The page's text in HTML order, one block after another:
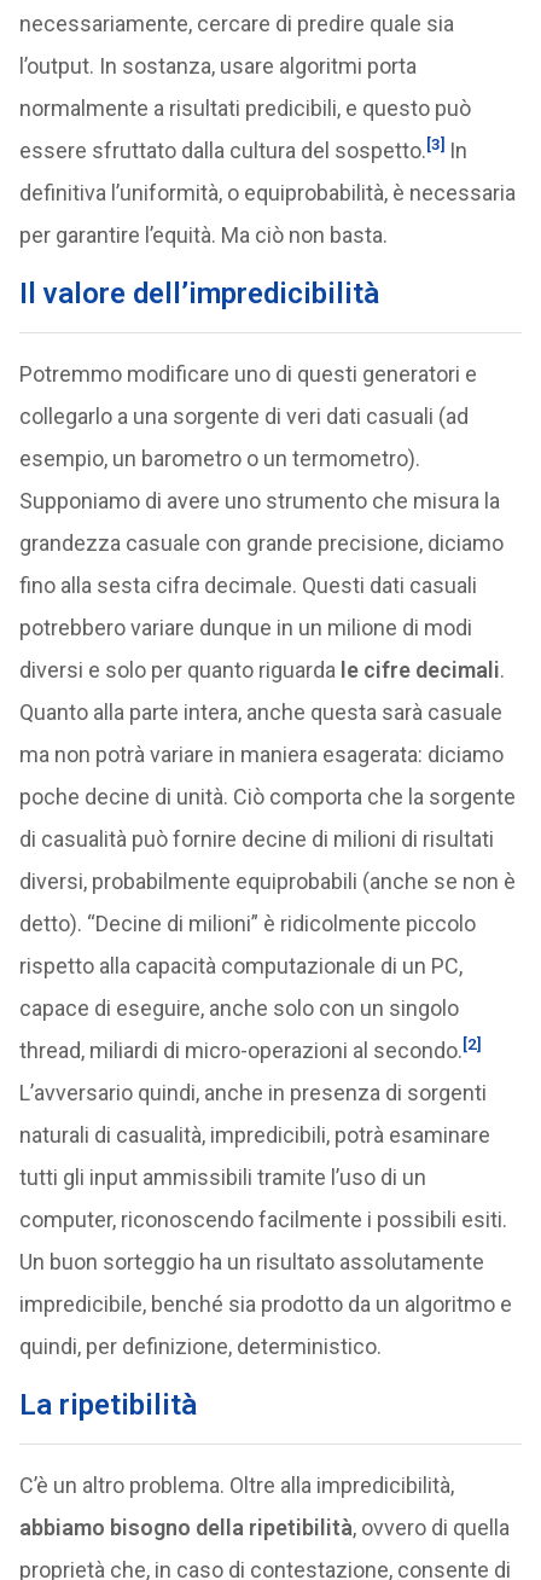
necessariamente, cercare di predire quale sia
l’output. In sostanza, usare algoritmi porta
normalmente a risultati predicibili, e questo può
essere sfruttato dalla cultura del sospetto.[3] In
definitiva l’uniformità, o equiprobabilità, è necessaria
per garantire l’equità. Ma ciò non basta.
Il valore dell’impredicibilità
Potremmo modificare uno di questi generatori e
collegarlo a una sorgente di veri dati casuali (ad
esempio, un barometro o un termometro).
Supponiamo di avere uno strumento che misura la
grandezza casuale con grande precisione, diciamo
fino alla sesta cifra decimale. Questi dati casuali
potrebbero variare dunque in un milione di modi
diversi e solo per quanto riguarda le cifre decimali.
Quanto alla parte intera, anche questa sarà casuale
ma non potrà variare in maniera esagerata: diciamo
poche decine di unità. Ciò comporta che la sorgente
di casualità può fornire decine di milioni di risultati
diversi, probabilmente equiprobabili (anche se non è
detto). “Decine di milioni” è ridicolmente piccolo
rispetto alla capacità computazionale di un PC,
capace di eseguire, anche solo con un singolo
thread, miliardi di micro-operazioni al secondo.[2]
L’avversario quindi, anche in presenza di sorgenti
naturali di casualità, impredicibili, potrà esaminare
tutti gli input ammissibili tramite l’uso di un
computer, riconoscendo facilmente i possibili esiti.
Un buon sorteggio ha un risultato assolutamente
impredicibile, benché sia prodotto da un algoritmo e
quindi, per definizione, deterministico.
La ripetibilità
C’è un altro problema. Oltre alla impredicibilità,
abbiamo bisogno della ripetibilità, ovvero di quella
proprietà che, in caso di contestazione, consente di